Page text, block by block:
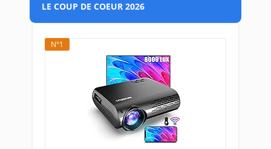
LE COUP DE COEUR 2026
N°1